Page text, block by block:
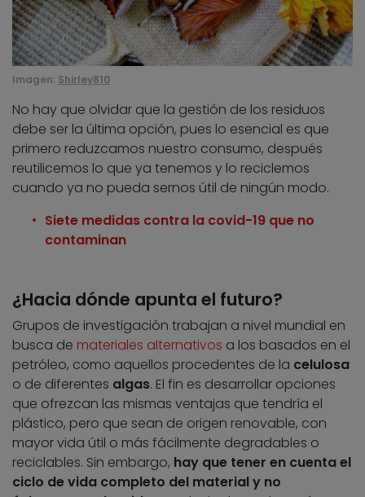
Imagen: Shirley810
No hay que olvidar que la gestión de los residuos
debe ser la última opción, pues lo esencial es que
primero reduzcamos nuestro consumo, después
reutilicemos lo que ya tenemos y lo reciclemos
cuando ya no pueda sernos útil de ningún modo.
Siete medidas contra la covid-19 que no
contaminan
¿Hacia dónde apunta el futuro?
Grupos de investigación trabajan a nivel mundial en
busca de materiales alternativos a los basados en el
petróleo, como aquellos procedentes de la celulosa
o de diferentes algas. El fin es desarrollar opciones
que ofrezcan las mismas ventajas que tendría el
plástico, pero que sean de origen renovable, con
mayor vida útil o más fácilmente degradables o
reciclables. Sin embargo, hay que tener en cuenta el
ciclo de vida completo del material y no